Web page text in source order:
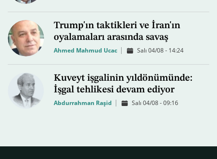
Trump'ın taktikleri ve İran'ın
oyalamaları arasında savaş
Ahmed Mahmud Ucac Salı 04/08 - 14:24
Kuveyt işgalinin yıldönümünde:
İşgal tehlikesi devam ediyor
Abdurrahman Raşid Salı 04/08 - 09:16